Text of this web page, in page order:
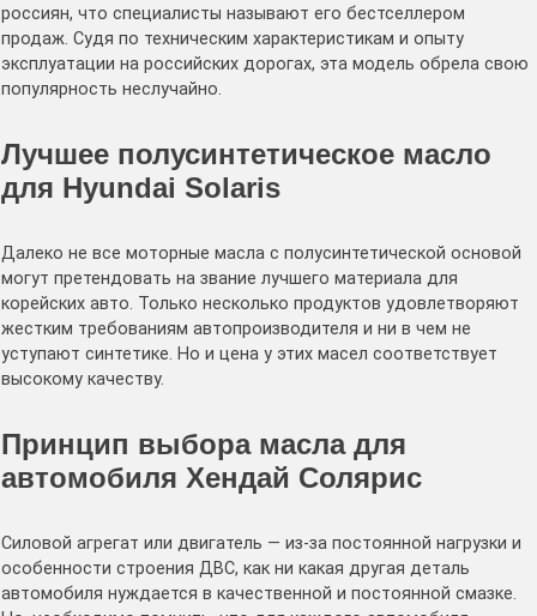
россиян, что специалисты называют его бестселлером
продаж. Судя по техническим характеристикам и опыту
эксплуатации на российских дорогах, эта модель обрела свою
популярность неслучайно.
Лучшее полусинтетическое масло
для Hyundai Solaris
Далеко не все моторные масла с полусинтетической основой
могут претендовать на звание лучшего материала для
корейских авто. Только несколько продуктов удовлетворяют
жестким требованиям автопроизводителя и ни в чем не
уступают синтетике. Но и цена у этих масел соответствует
высокому качеству.
Принцип выбора масла для
автомобиля Хендай Солярис
Силовой агрегат или двигатель — из-за постоянной нагрузки и
особенности строения ДВС, как ни какая другая деталь
автомобиля нуждается в качественной и постоянной смазке.